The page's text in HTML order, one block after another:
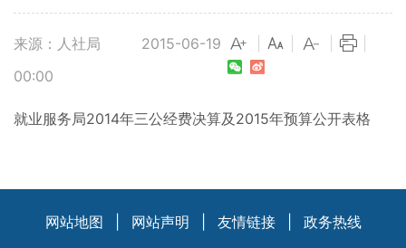
来源：人社局
2015-06-19
00:00
就业服务局2014年三公经费决算及2015年预算公开表格
网站地图 网站声明 友情链接 政务热线